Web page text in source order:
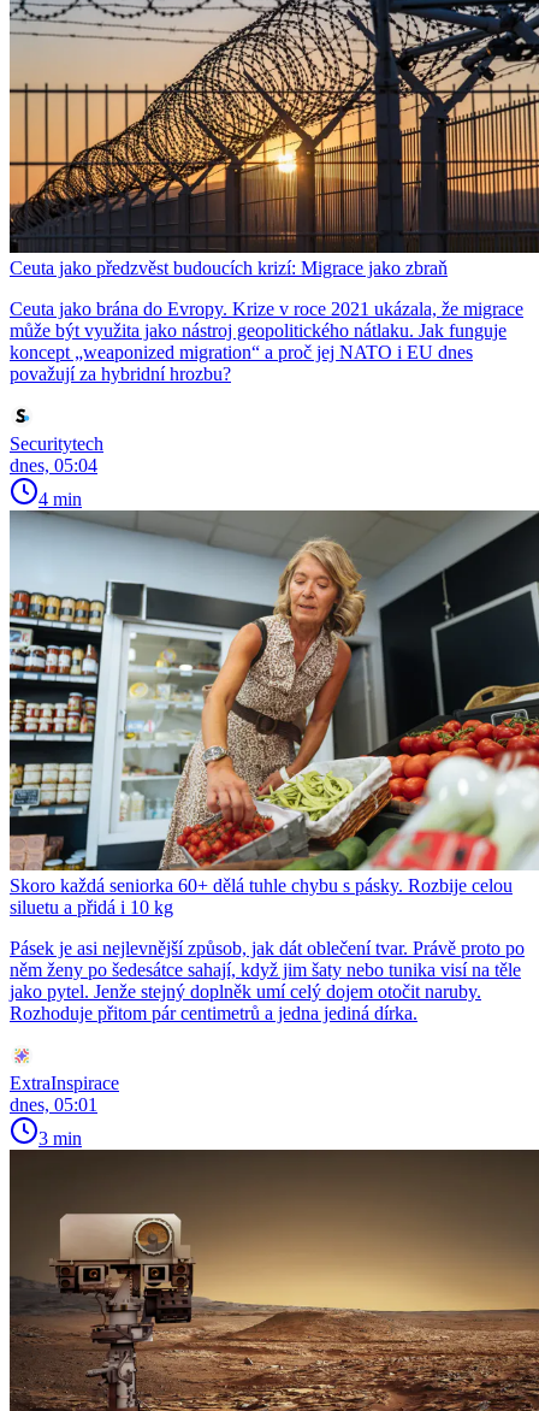
Ceuta jako předzvěst budoucích krizí: Migrace jako zbraň
Ceuta jako brána do Evropy. Krize v roce 2021 ukázala, že migrace
může být využita jako nástroj geopolitického nátlaku. Jak funguje
koncept „weaponized migration“ a proč jej NATO i EU dnes
považují za hybridní hrozbu?
Securitytech
dnes, 05:04
4 min
Skoro každá seniorka 60+ dělá tuhle chybu s pásky. Rozbije celou
siluetu a přidá i 10 kg
Pásek je asi nejlevnější způsob, jak dát oblečení tvar. Právě proto po
něm ženy po šedesátce sahají, když jim šaty nebo tunika visí na těle
jako pytel. Jenže stejný doplněk umí celý dojem otočit naruby.
Rozhoduje přitom pár centimetrů a jedna jediná dírka.
ExtraInspirace
dnes, 05:01
3 min